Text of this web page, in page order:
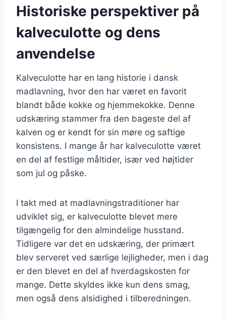
Historiske perspektiver på
kalveculotte og dens
anvendelse
Kalveculotte har en lang historie i dansk
madlavning, hvor den har været en favorit
blandt både kokke og hjemmekokke. Denne
udskæring stammer fra den bageste del af
kalven og er kendt for sin møre og saftige
konsistens. I mange år har kalveculotte været
en del af festlige måltider, især ved højtider
som jul og påske.
I takt med at madlavningstraditioner har
udviklet sig, er kalveculotte blevet mere
tilgængelig for den almindelige husstand.
Tidligere var det en udskæring, der primært
blev serveret ved særlige lejligheder, men i dag
er den blevet en del af hverdagskosten for
mange. Dette skyldes ikke kun dens smag,
men også dens alsidighed i tilberedningen.